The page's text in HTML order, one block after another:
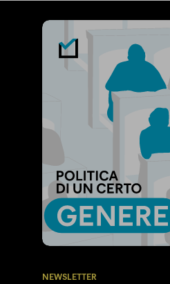
NEWSLETTER